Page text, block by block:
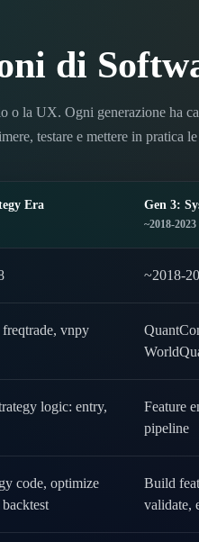
di
o la UX. Ogni generazione ha
testare e mettere in pratica
Era Gen 3:
~2018-2023
~2018-
vnpy
logic: entry,
Feature
pipeline
code, optimize
Build
validate,